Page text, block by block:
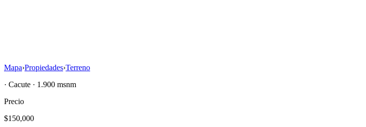
Mapa›Propiedades›Terreno
· Cacute · 1.900 msnm
Precio
$150,000